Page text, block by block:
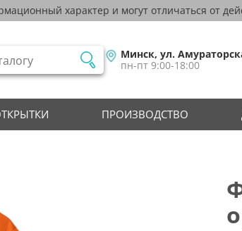
характер и могут отличаться от
Минск, ул.
пн-пт 9:00-18:00
ПРОИЗВОДСТВО